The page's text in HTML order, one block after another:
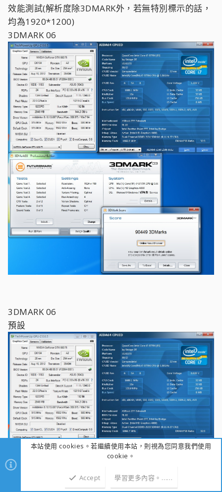
效能測試(解析度除3DMARK外，若無特別標示的話，
均為1920*1200)
3DMARK 06
3DMARK 06
預設
本站使用 cookies。若繼續使用本站，則視為您同意我們使用
cookie。
Accept 學習更多內容。……